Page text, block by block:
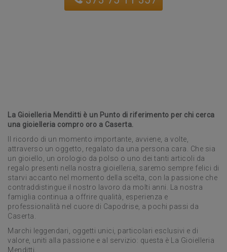
La Gioielleria Menditti è un Punto di riferimento per chi cerca
una gioielleria compro oro a Caserta.
Il ricordo di un momento importante, avviene, a volte,
attraverso un oggetto, regalato da una persona cara. Che sia
un gioiello, un orologio da polso o uno dei tanti articoli da
regalo presenti nella nostra gioielleria, saremo sempre felici di
starvi accanto nel momento della scelta, con la passione che
contraddistingue il nostro lavoro da molti anni. La nostra
famiglia continua a offrire qualità, esperienza e
professionalità nel cuore di Capodrise, a pochi passi da
Caserta.
Marchi leggendari, oggetti unici, particolari esclusivi e di
valore, uniti alla passione e al servizio: questa è La Gioielleria
Menditti.